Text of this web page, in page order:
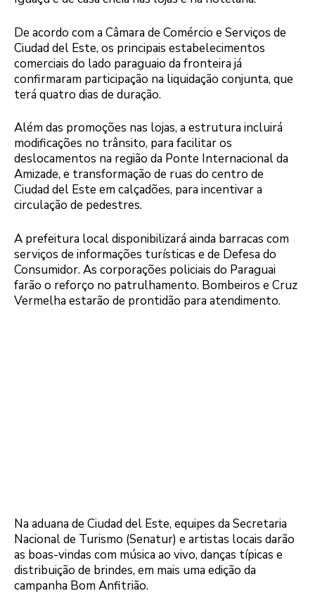
De acordo com a Câmara de Comércio e Serviços de
Ciudad del Este, os principais estabelecimentos
comerciais do lado paraguaio da fronteira já
confirmaram participação na liquidação conjunta, que
terá quatro dias de duração.
Além das promoções nas lojas, a estrutura incluirá
modificações no trânsito, para facilitar os
deslocamentos na região da Ponte Internacional da
Amizade, e transformação de ruas do centro de
Ciudad del Este em calçadões, para incentivar a
circulação de pedestres.
A prefeitura local disponibilizará ainda barracas com
serviços de informações turísticas e de Defesa do
Consumidor. As corporações policiais do Paraguai
farão o reforço no patrulhamento. Bombeiros e Cruz
Vermelha estarão de prontidão para atendimento.
Na aduana de Ciudad del Este, equipes da Secretaria
Nacional de Turismo (Senatur) e artistas locais darão
as boas-vindas com música ao vivo, danças típicas e
distribuição de brindes, em mais uma edição da
campanha Bom Anfitrião.